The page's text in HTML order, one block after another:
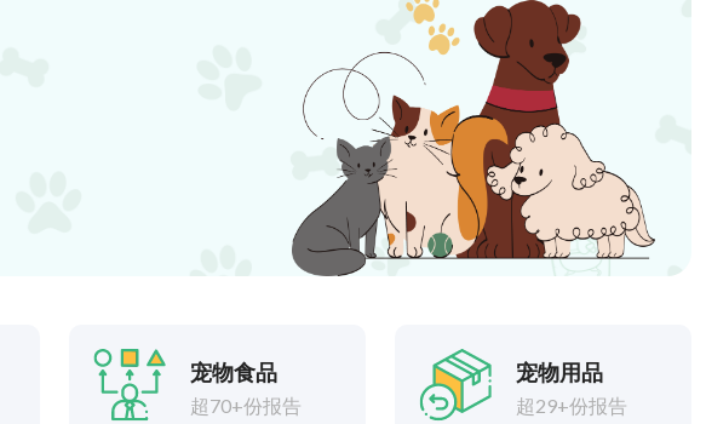
宠物食品
超70+份报告
宠物用品
超29+份报告